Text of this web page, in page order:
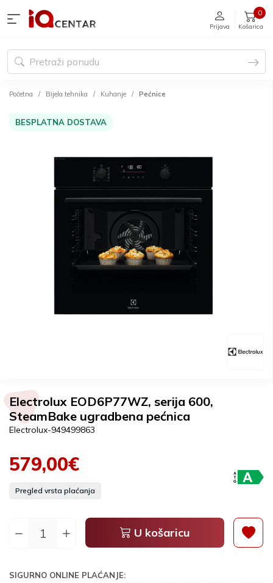
Prijava Košarica
0
Početna Bijela tehnika Kuhanje Pećnice
BESPLATNA DOSTAVA
Electrolux EOD6P77WZ, serija 600,
SteamBake ugradbena pećnica
Electrolux-949499863
579,00€
Pregled vrsta plaćanja
U košaricu
SIGURNO ONLINE PLAĆANJE: